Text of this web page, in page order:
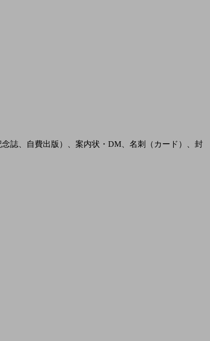
誌、自費出版）、案内状・DM、名刺（カード）、封